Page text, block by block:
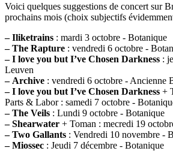
Voici quelques suggestions de concert sur
prochains mois (choix subjectifs
– Iliketrains : mardi 3 octobre - Botanique
– The Rapture : vendredi 6 octobre -
– I love you but I’ve Chosen Darkness :
Leuven
– Archive : vendredi 6 octobre - Ancienne
– I love you but I’ve Chosen Darkness +
Parts & Labor : samedi 7 octobre -
– The Veils : Lundi 9 octobre - Botanique
– Shearwater + Toman : mecredi 19
– Two Gallants : Vendredi 10 novembre -
– Miossec : Jeudi 7 décembre - Botanique